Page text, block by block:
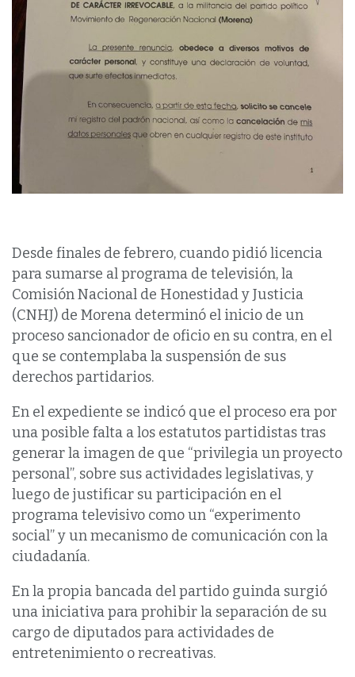
Desde finales de febrero, cuando pidió licencia
para sumarse al programa de televisión, la
Comisión Nacional de Honestidad y Justicia
(CNHJ) de Morena determinó el inicio de un
proceso sancionador de oficio en su contra, en el
que se contemplaba la suspensión de sus
derechos partidarios.
En el expediente se indicó que el proceso era por
una posible falta a los estatutos partidistas tras
generar la imagen de que “privilegia un proyecto
personal”, sobre sus actividades legislativas, y
luego de justificar su participación en el
programa televisivo como un “experimento
social” y un mecanismo de comunicación con la
ciudadanía.
En la propia bancada del partido guinda surgió
una iniciativa para prohibir la separación de su
cargo de diputados para actividades de
entretenimiento o recreativas.